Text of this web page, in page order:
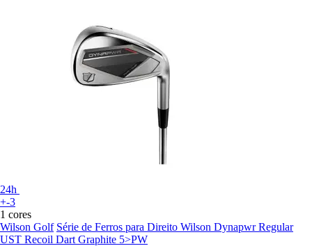
24h
+-3
1 cores
Wilson Golf Série de Ferros para Direito Wilson Dynapwr Regular
UST Recoil Dart Graphite 5>PW